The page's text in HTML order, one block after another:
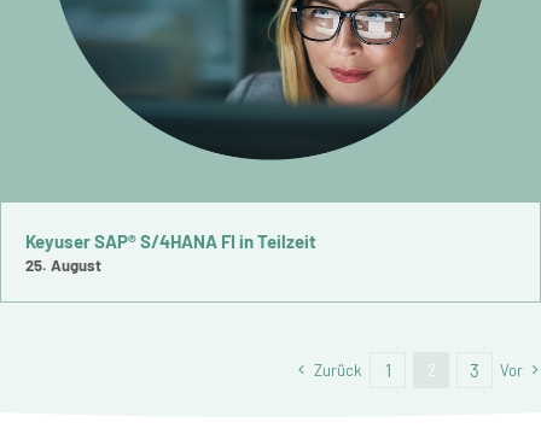
Keyuser SAP® S/4HANA FI in Teilzeit
25. August
Zurück 1 2 3 Vor